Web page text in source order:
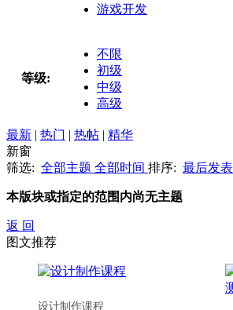
游戏开发
等级:
不限
初级
中级
高级
最新 | 热门 | 热帖 | 精华
新窗
筛选: 全部主题 全部时间 排序: 最后发表
本版块或指定的范围内尚无主题
返 回
图文推荐
设计制作课程